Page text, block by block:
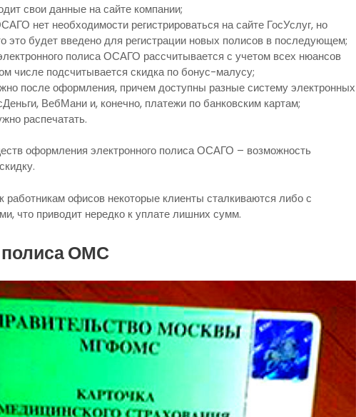
свои данные на сайте компании;
нет необходимости регистрироваться на сайте ГосУслуг, но
это будет введено для регистрации новых полисов в последующем;
полиса ОСАГО рассчитывается с учетом всех нюансов
числе подсчитывается скидка по бонус-малусу;
после оформления, причем доступны разные систему электронных
ВебМани и, конечно, платежи по банковским картам;
распечатать.
оформления электронного полиса ОСАГО – возможность
офисов некоторые клиенты сталкиваются либо с
что приводит нередко к уплате лишних сумм.
ОМС